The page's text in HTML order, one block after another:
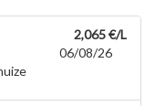
2,065 €/L
06/08/26